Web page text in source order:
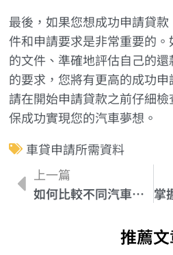
最後，如果您想成功申請貸
件和申請要求是非常重要的
的文件、準確地評估自己的
的要求，您將有更高的成功申
請在開始申請貸款之前仔細
保成功實現您的汽車夢想。
車貸申請所需資料
上一篇
如何比較不同汽車貸款利率？
推薦